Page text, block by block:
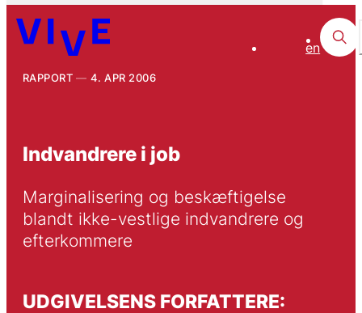
en
RAPPORT 4. APR 2006
Indvandrere i job
Marginalisering og beskæftigelse
blandt ikke-vestlige indvandrere og
efterkommere
UDGIVELSENS FORFATTERE: